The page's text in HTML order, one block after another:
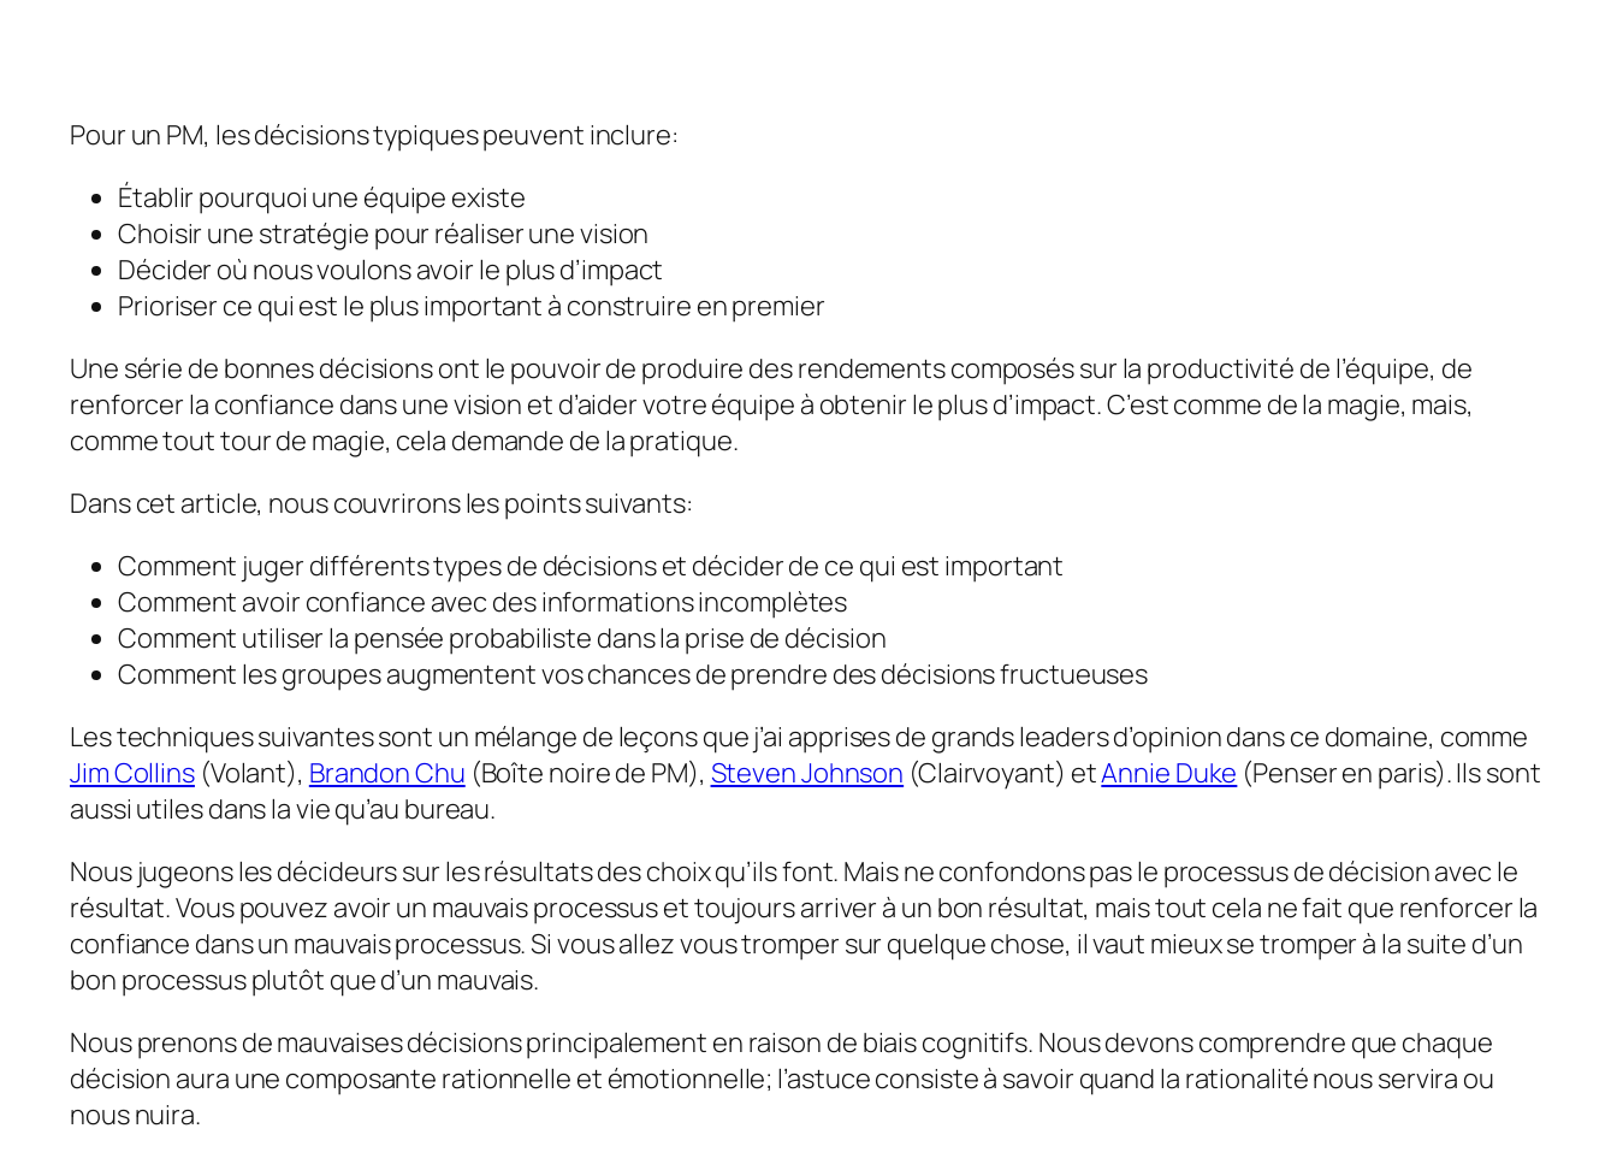
Pour un PM, les décisions typiques peuvent inclure:
Établir pourquoi une équipe existe
Choisir une stratégie pour réaliser une vision
Décider où nous voulons avoir le plus d’impact
Prioriser ce qui est le plus important à construire en premier
Une série de bonnes décisions ont le pouvoir de produire des rendements composés sur la productivité de l’équipe, de
renforcer la confiance dans une vision et d’aider votre équipe à obtenir le plus d’impact. C’est comme de la magie, mais,
comme tout tour de magie, cela demande de la pratique.
Dans cet article, nous couvrirons les points suivants:
Comment juger différents types de décisions et décider de ce qui est important
Comment avoir confiance avec des informations incomplètes
Comment utiliser la pensée probabiliste dans la prise de décision
Comment les groupes augmentent vos chances de prendre des décisions fructueuses
Les techniques suivantes sont un mélange de leçons que j’ai apprises de grands leaders d’opinion dans ce domaine, comme
Jim Collins(Volant), Brandon Chu (Boîte noire de PM), Steven Johnson (Clairvoyant) etAnnie Duke (Penser en paris). Ils sont
aussi utiles dans la vie qu’au bureau.
Nous jugeons les décideurs sur les résultats des choix qu’ils font. Mais ne confondons pas le processus de décision avec le
résultat. Vous pouvez avoir un mauvais processus et toujours arriver à un bon résultat, mais tout cela ne fait que renforcer la
confiance dans un mauvais processus. Si vous allez vous tromper sur quelque chose, il vaut mieux se tromper à la suite d’un
bon processus plutôt que d’un mauvais.
Nous prenons de mauvaises décisions principalement en raison de biais cognitifs. Nous devons comprendre que chaque
décision aura une composante rationnelle et émotionnelle; l’astuce consiste à savoir quand la rationalité nous servira ou
nous nuira.